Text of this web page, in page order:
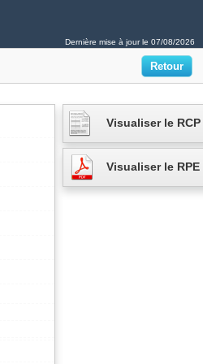
Dernière mise à jour le 07/08/2026
Visualiser le RCP
Visualiser le RPE